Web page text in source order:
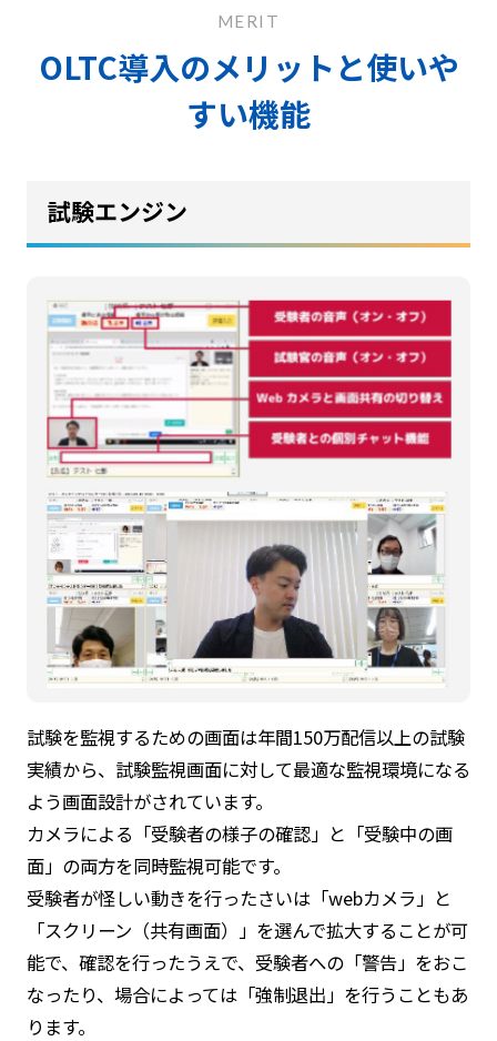
MERIT
OLTC導入のメリットと使いや
すい機能
試験エンジン
試験を監視するための画面は年間150万配信以上の試験
実績から、試験監視画面に対して最適な監視環境になる
よう画面設計がされています。
カメラによる「受験者の様子の確認」と「受験中の画
面」の両方を同時監視可能です。
受験者が怪しい動きを行ったさいは「webカメラ」と
「スクリーン（共有画面）」を選んで拡大することが可
能で、確認を行ったうえで、受験者への「警告」をおこ
なったり、場合によっては「強制退出」を行うこともあ
ります。